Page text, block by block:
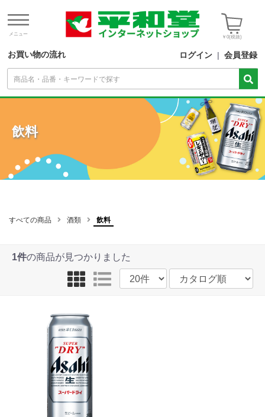
メニュー
￥0(税抜)
お買い物の流れ ログイン | 会員登録
飲料
すべての商品 酒類 飲料
1件の商品が見つかりました